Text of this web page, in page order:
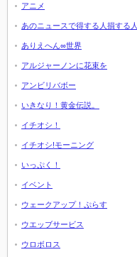
アニメ
あのニュースで得する人損する人
ありえへん∞世界
アルジャーノンに花束を
アンビリバボー
いきなり！黄金伝説。
イチオシ！
イチオシ!モーニング
いっぷく！
イベント
ウェークアップ！ぷらす
ウエッブサービス
ウロボロス